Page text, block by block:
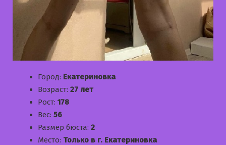
Город: Екатериновка
Возраст: 27 лет
Рост: 178
Вес: 56
Размер бюста: 2
Место: Только в г. Екатериновка